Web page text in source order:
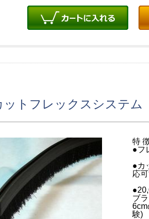
ットフレックスシステ
特
●フ
●カ
応
ブ
験)